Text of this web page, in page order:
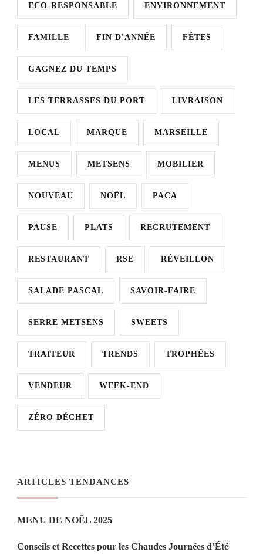
ECO-RESPONSABLE ENVIRONNEMENT
FAMILLE FIN D'ANNÉE FÊTES
GAGNEZ DU TEMPS
LES TERRASSES DU PORT LIVRAISON
LOCAL MARQUE MARSEILLE
MENUS METSENS MOBILIER
NOUVEAU NOËL PACA
PAUSE PLATS RECRUTEMENT
RESTAURANT RSE RÉVEILLON
SALADE PASCAL SAVOIR-FAIRE
SERRE METSENS SWEETS
TRAITEUR TRENDS TROPHÉES
VENDEUR WEEK-END
ZÉRO DÉCHET
ARTICLES TENDANCES
MENU DE NOËL 2025
Conseils et Recettes pour les Chaudes Journées d’Été